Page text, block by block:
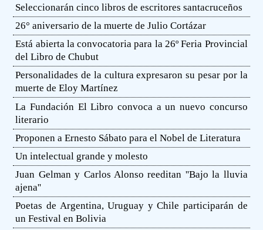
Seleccionarán cinco libros de escritores santacruceños
26° aniversario de la muerte de Julio Cortázar
Está abierta la convocatoria para la 26º Feria Provincial
del Libro de Chubut
Personalidades de la cultura expresaron su pesar por la
muerte de Eloy Martínez
La Fundación El Libro convoca a un nuevo concurso
literario
Proponen a Ernesto Sábato para el Nobel de Literatura
Un intelectual grande y molesto
Juan Gelman y Carlos Alonso reeditan ''Bajo la lluvia
ajena''
Poetas de Argentina, Uruguay y Chile participarán de
un Festival en Bolivia